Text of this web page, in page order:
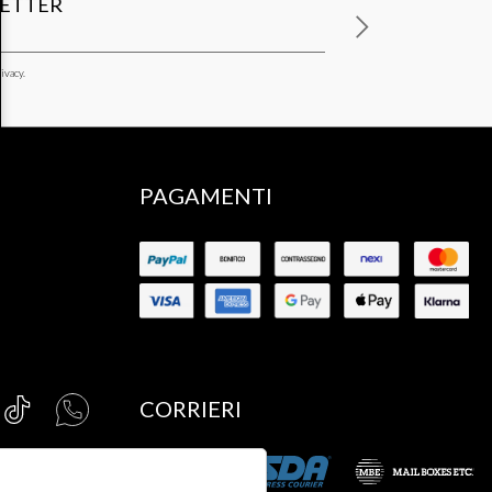
PAGAMENTI
CORRIERI